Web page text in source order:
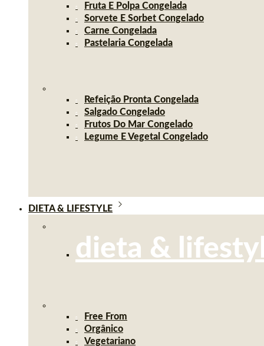
Fruta E Polpa Congelada
Sorvete E Sorbet Congelado
Carne Congelada
Pastelaria Congelada
Refeição Pronta Congelada
Salgado Congelado
Frutos Do Mar Congelado
Legume E Vegetal Congelado
DIETA & LIFESTYLE
dieta &
Free From
Orgânico
Vegetariano